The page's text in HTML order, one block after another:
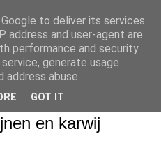
als thuis
en karwij
to deliver its services
address and user-agent are
performance and security
generate usage
abuse.
GOT IT